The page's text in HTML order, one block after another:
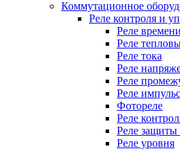
Коммутационное
Реле контроля и
Реле времени
Реле
Реле тока
Реле
Реле
Реле
Фотореле
Реле
Реле защиты
Реле уровня